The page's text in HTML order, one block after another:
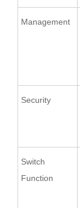
Management
Security
Switch
Function